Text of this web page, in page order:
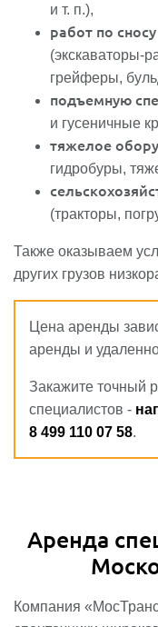
и т. п.),
работ по
(экскаваторы-
грейферы,
подъемную
и гусеничные
тяжелое
гидробуры,
(тракторы,
Также оказываем
других грузов
Цена аренды
аренды и
Закажите точный
специалистов -
8 499 110 07 58.
Аренда
Компания